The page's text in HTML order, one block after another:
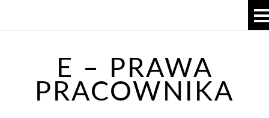
E – PRAWA
PRACOWNIKA